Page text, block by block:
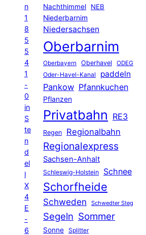
n
1
8
5
5
4
1
-
0
in
S
te
n
d
el
l
X
4
E
-
6
Nachthimmel
NEB
Niederbarnim
Niedersachsen
Oberbarnim
Oberbayern Oberhavel ODEG
Oder-Havel-Kanal paddeln
Pankow Pfannkuchen
Pflanzen
Privatbahn RE3
Regen Regionalbahn
Regionalexpress
Sachsen-Anhalt
Schleswig-Holstein Schnee
Schorfheide
Schweden Schwedter Steg
Segeln Sommer
Sonne Splitter